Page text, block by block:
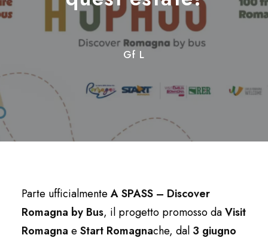
RICERCA
Gf L
Parte ufficialmente A SPASS – Discover
Romagna by Bus, il progetto promosso daVisit
Romagna e Start Romagnache, dal 3 giugno